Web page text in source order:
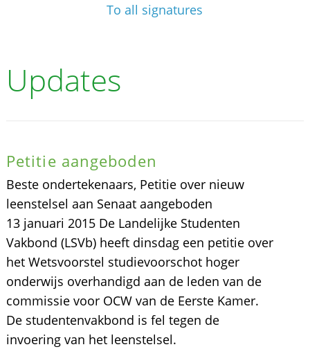
To all signatures
Updates
Petitie aangeboden
Beste ondertekenaars, Petitie over nieuw
leenstelsel aan Senaat aangeboden
13 januari 2015 De Landelijke Studenten
Vakbond (LSVb) heeft dinsdag een petitie over
het Wetsvoorstel studievoorschot hoger
onderwijs overhandigd aan de leden van de
commissie voor OCW van de Eerste Kamer.
De studentenvakbond is fel tegen de
invoering van het leenstelsel.